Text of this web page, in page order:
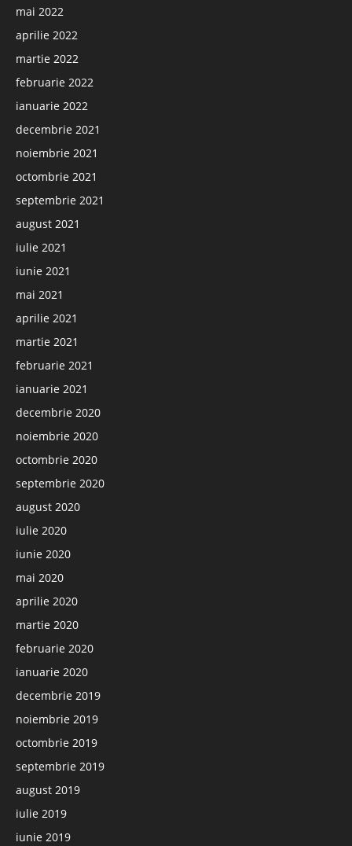
mai 2022
aprilie 2022
martie 2022
februarie 2022
ianuarie 2022
decembrie 2021
noiembrie 2021
octombrie 2021
septembrie 2021
august 2021
iulie 2021
iunie 2021
mai 2021
aprilie 2021
martie 2021
februarie 2021
ianuarie 2021
decembrie 2020
noiembrie 2020
octombrie 2020
septembrie 2020
august 2020
iulie 2020
iunie 2020
mai 2020
aprilie 2020
martie 2020
februarie 2020
ianuarie 2020
decembrie 2019
noiembrie 2019
octombrie 2019
septembrie 2019
august 2019
iulie 2019
iunie 2019